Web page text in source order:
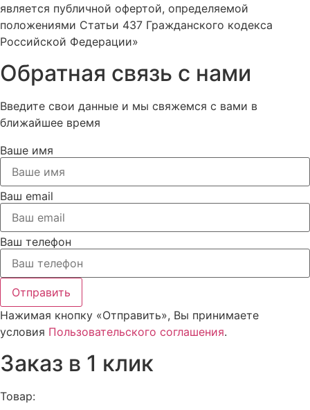
является публичной офертой, определяемой
положениями Статьи 437 Гражданского кодекса
Российской Федерации»
Обратная связь с нами
Введите свои данные и мы свяжемся с вами в
ближайшее время
Ваше имя
Ваш email
Ваш телефон
Отправить
Нажимая кнопку «Отправить», Вы принимаете
условия Пользовательского соглашения.
Заказ в 1 клик
Товар: